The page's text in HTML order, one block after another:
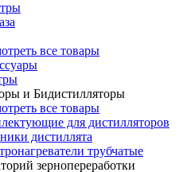
все товары
и Бидистилляторы
все товары
для дистилляторов
дистиллята
трубчатые
зернопереработки